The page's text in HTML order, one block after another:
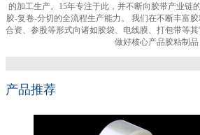
的加工生产。15年专注于此，并不断向胶带产业链
胶-复卷-分切的全流程生产能力。 我们在不断丰富
合资、参股等形式向诸如胶袋、电线膜、打包带等
做好核心产品胶粘制品
产品推荐